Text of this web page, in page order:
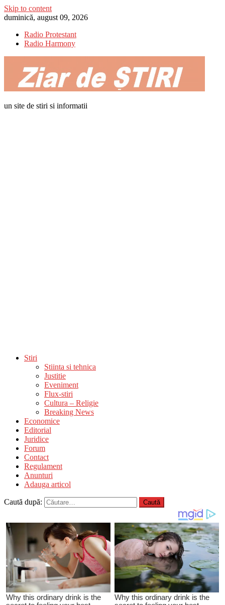
Skip to content
duminică, august 09, 2026
Radio Protestant
Radio Harmony
un site de stiri si informatii
Stiri
Stiinta si tehnica
Justitie
Eveniment
Flux-stiri
Cultura – Religie
Breaking News
Economice
Editorial
Juridice
Forum
Contact
Regulament
Anunturi
Adauga articol
Caută după: